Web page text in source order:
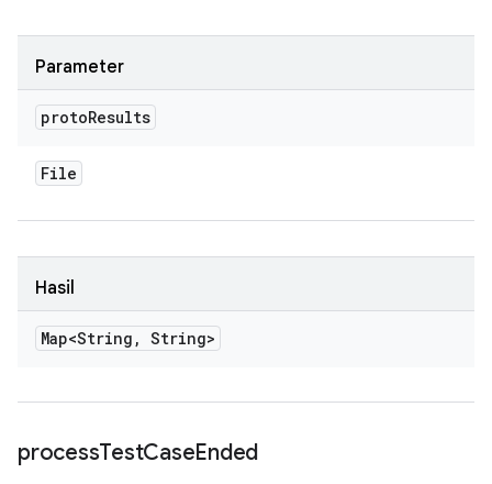
Parameter
protoResults
File
Hasil
Map<String , String>
processTestCaseEnded